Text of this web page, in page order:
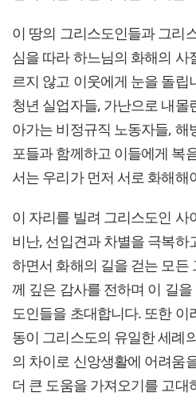
이 땅의 그리스도인들과 그리
심을 따라 하느님의 화해의 사
르지 않고 이웃에게 눈을 돌립
청년 실업자들, 가난으로 내몰
아가는 비정규직 노동자들, 해
포들과 함께하고 이들에게 복
서는 우리가 먼저 서로 화해해
이 자리를 빌려 그리스도인 사
비난, 선입견과 차별을 극복하
하면서 화해의 길을 걷는 모든
께 깊은 감사를 전하며 이 길
도인들을 초대합니다. 또한 이
동이 그리스도의 유일한 세례
의 차이로 신앙생활에 어려움
더 큰 도움을 가져오기를 고대